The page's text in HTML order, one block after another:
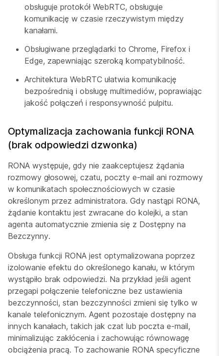
obsługuje protokół WebRTC, obsługuje
komunikację w czasie rzeczywistym między
kanałami.
Obsługiwane przeglądarki to Chrome, Firefox i
Edge, zapewniając szeroką kompatybilność.
Architektura WebRTC ułatwia komunikację
bezpośrednią i obsługę multimediów, poprawiając
jakość połączeń i responsywność pulpitu.
Optymalizacja zachowania funkcji RONA
(brak odpowiedzi dzwonka)
RONA występuje, gdy nie zaakceptujesz żądania
rozmowy głosowej, czatu, poczty e-mail ani rozmowy
w komunikatach społecznościowych w czasie
określonym przez administratora. Gdy nastąpi RONA,
żądanie kontaktu jest zwracane do kolejki, a stan
agenta automatycznie zmienia się z Dostępny na
Bezczynny.
Obsługa funkcji RONA jest optymalizowana poprzez
izolowanie efektu do określonego kanału, w którym
wystąpiło brak odpowiedzi. Na przykład jeśli agent
przegapi połączenie telefoniczne bez ustawienia
bezczynności, stan bezczynności zmieni się tylko w
kanale telefonicznym. Agent pozostaje dostępny na
innych kanałach, takich jak czat lub poczta e-mail,
minimalizując zakłócenia i zachowując równowagę
obciążenia pracą. To zachowanie RONA specyficzne